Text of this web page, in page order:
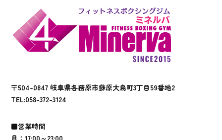
〒504-0847 岐阜県各務原市蘇原大島町3丁目59番地2
TEL:058-372-3124
■営業時間
月：17:00～23:00